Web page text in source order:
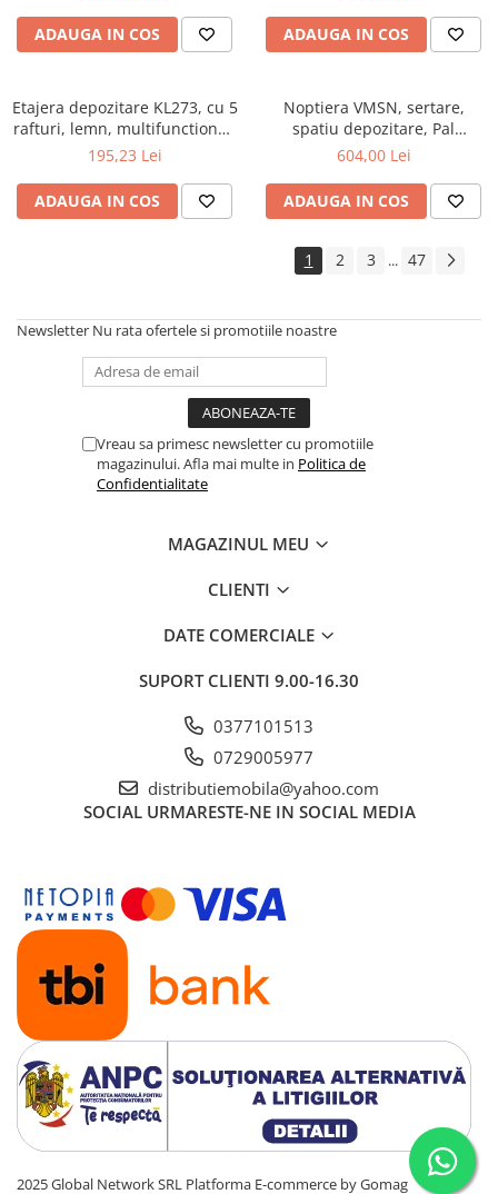
insertii MDF, Nuc
ADAUGA IN COS
reglabile, alb/antracit
ADAUGA IN COS
Etajera depozitare KL273, cu 5
rafturi, lemn, multifunctional,
natur
195,23 Lei
ADAUGA IN COS
Noptiera VMSN, sertare,
spatiu depozitare, Pal
Melaminat, insertii MDF, Nuc
604,00 Lei
ADAUGA IN COS
1 2 3 ... 47
Newsletter Nu rata ofertele si promotiile noastre
Vreau sa primesc newsletter cu promotiile
magazinului. Afla mai multe in Politica de
Confidentialitate
MAGAZINUL MEU
CLIENTI
DATE COMERCIALE
SUPORT CLIENTI 9.00-16.30
0377101513
0729005977
distributiemobila@yahoo.com
SOCIAL URMARESTE-NE IN SOCIAL MEDIA
2025 Global Network SRL Platforma E-commerce by Gomag